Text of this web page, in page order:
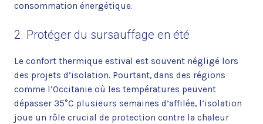
consommation énergétique.
2. Protéger du sursauffage en été
Le confort thermique estival est souvent négligé lors
des projets d’isolation. Pourtant, dans des régions
comme l’Occitanie où les températures peuvent
dépasser 35°C plusieurs semaines d’affilée, l’isolation
joue un rôle crucial de protection contre la chaleur